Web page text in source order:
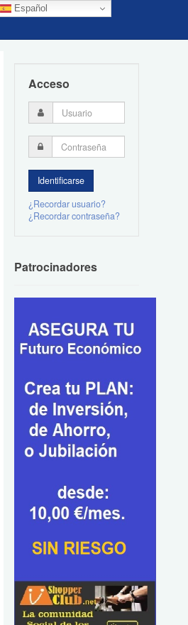
Español
Acceso
¿Recordar usuario?
¿Recordar contraseña?
Patrocinadores